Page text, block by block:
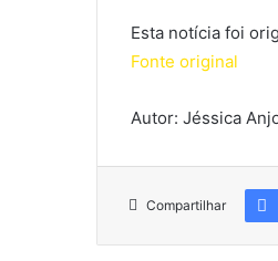
Esta notícia foi
Fonte original
Autor: Jéssica
Compartilhar